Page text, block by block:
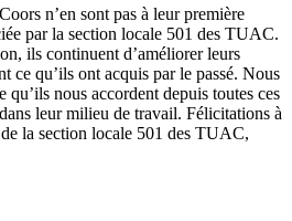
n’en sont pas à leur première
par la section locale 501 des TUAC.
ils continuent d’améliorer leurs
ce qu’ils ont acquis par le passé. Nous
qu’ils nous accordent depuis toutes ces
leur milieu de travail. Félicitations à
la section locale 501 des TUAC,